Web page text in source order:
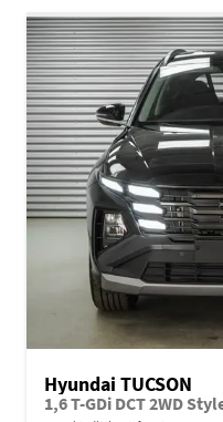
Hyundai TUCSON
1,6 T-GDi DCT 2WD